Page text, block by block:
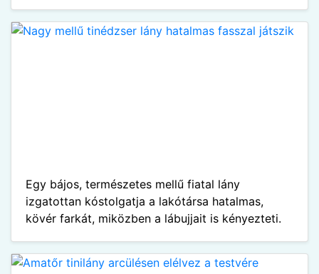
Egy bájos, természetes mellű fiatal lány
izgatottan kóstolgatja a lakótársa hatalmas,
kövér farkát, miközben a lábujjait is kényezteti.